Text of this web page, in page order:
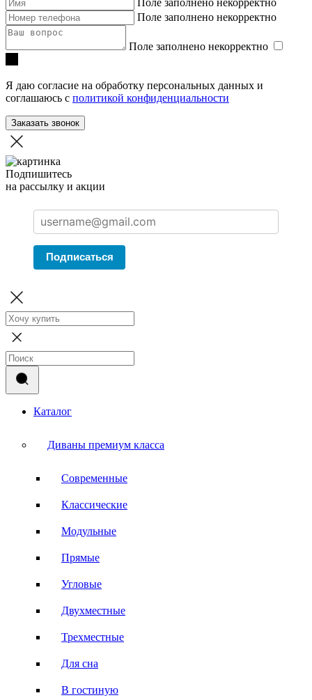
Поле заполнено некорректно
Поле заполнено некорректно
Поле заполнено некорректно
Я даю согласие на обработку персональных данных и
соглашаюсь с политикой конфиденциальности
Заказать звонок
Подпишитесь
на рассылку и акции
Подписаться
Каталог
Диваны премиум класса
Современные
Классические
Модульные
Прямые
Угловые
Двухместные
Трехместные
Для сна
В гостиную